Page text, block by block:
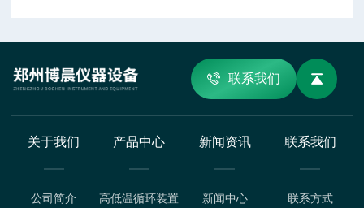
联系我们
关于我们
公司简介
产品中心
高低温循环装置
新闻资讯
新闻中心
联系我们
联系方式